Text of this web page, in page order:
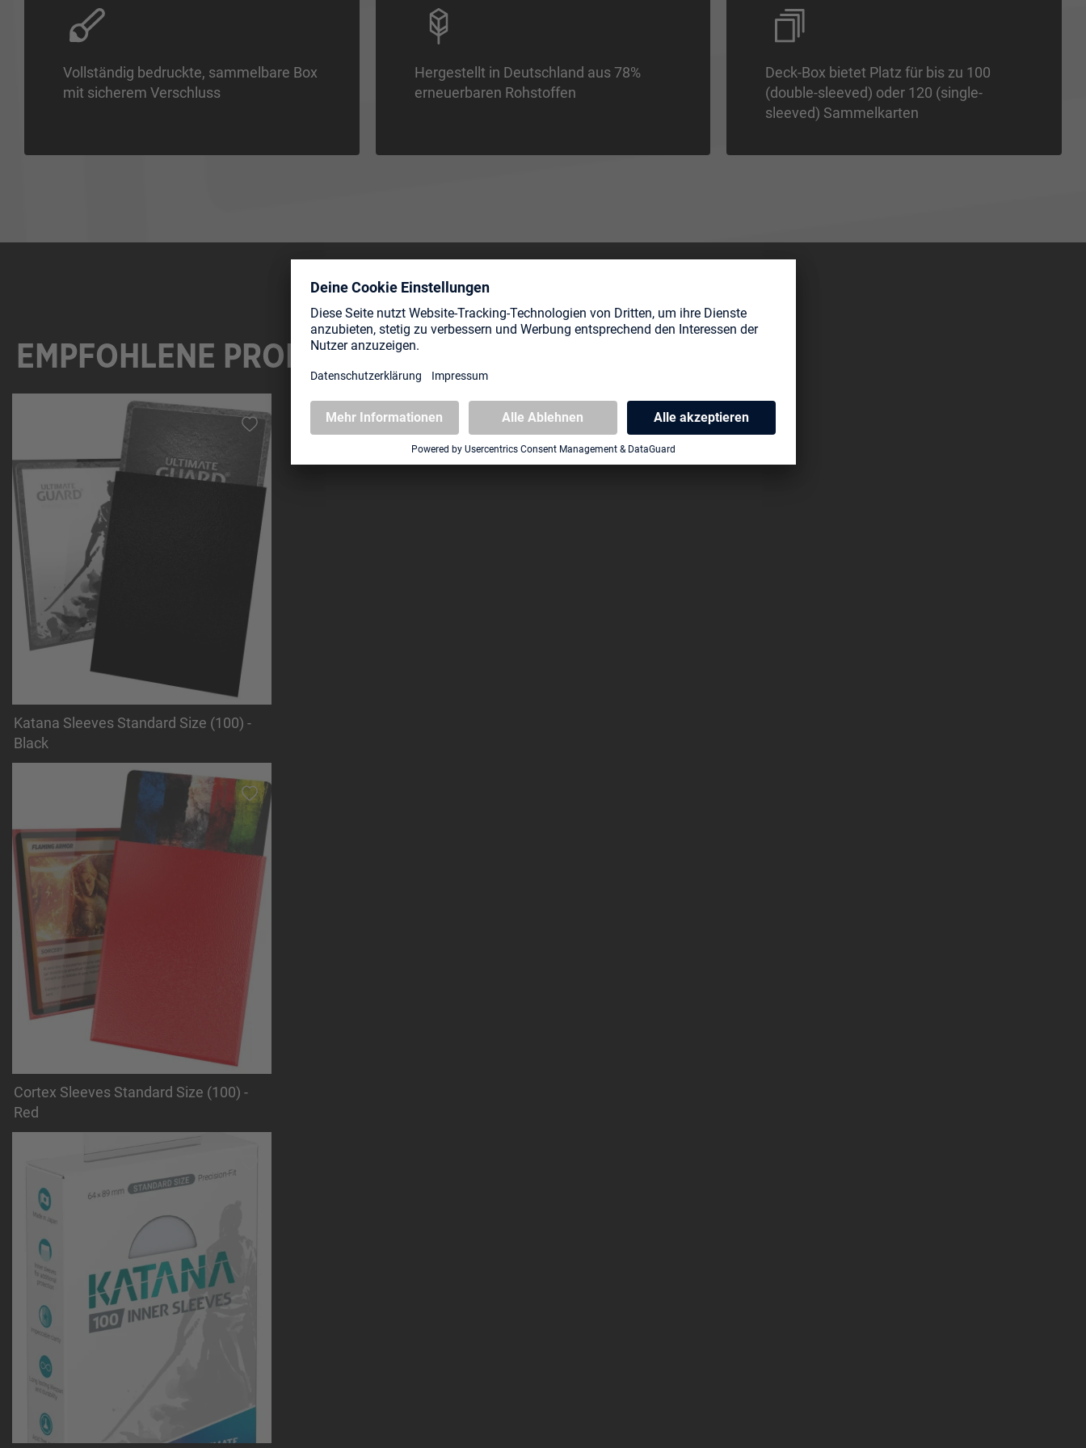
Vollständig bedruckte, sammelbare Box
mit sicherem Verschluss
Hergestellt in Deutschland aus 78%
erneuerbaren Rohstoffen
Deck-Box bietet Platz für bis zu 100
(double-sleeved) oder 120 (single-
sleeved) Sammelkarten
EMPFOHLENE PRODUKTE
Produktgalerie überspringen
Katana Sleeves Standard Size (100) -
Black
Cortex Sleeves Standard Size (100) -
Red